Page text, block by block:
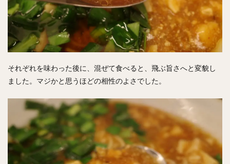
それぞれを味わった後に、混ぜて食べると、飛ぶ旨さへと変貌し
ました。マジかと思うほどの相性のよさでした。